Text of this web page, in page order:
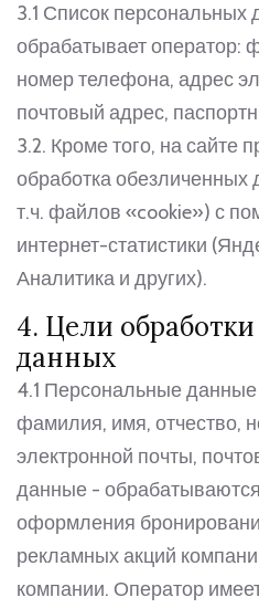
3.1 Список персональных
обрабатывает оператор:
номер телефона, адрес
почтовый адрес,
3.2. Кроме того, на сайте
обработка обезличенных
т.ч. файлов «cookie») с
интернет-статистики
Аналитика и других).
4. Цели
данных
4.1 Персональные
фамилия, имя, отчество,
электронной почты,
данные -
оформления
рекламных акций
компании. Оператор